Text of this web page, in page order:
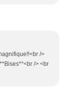
/>
/> <br